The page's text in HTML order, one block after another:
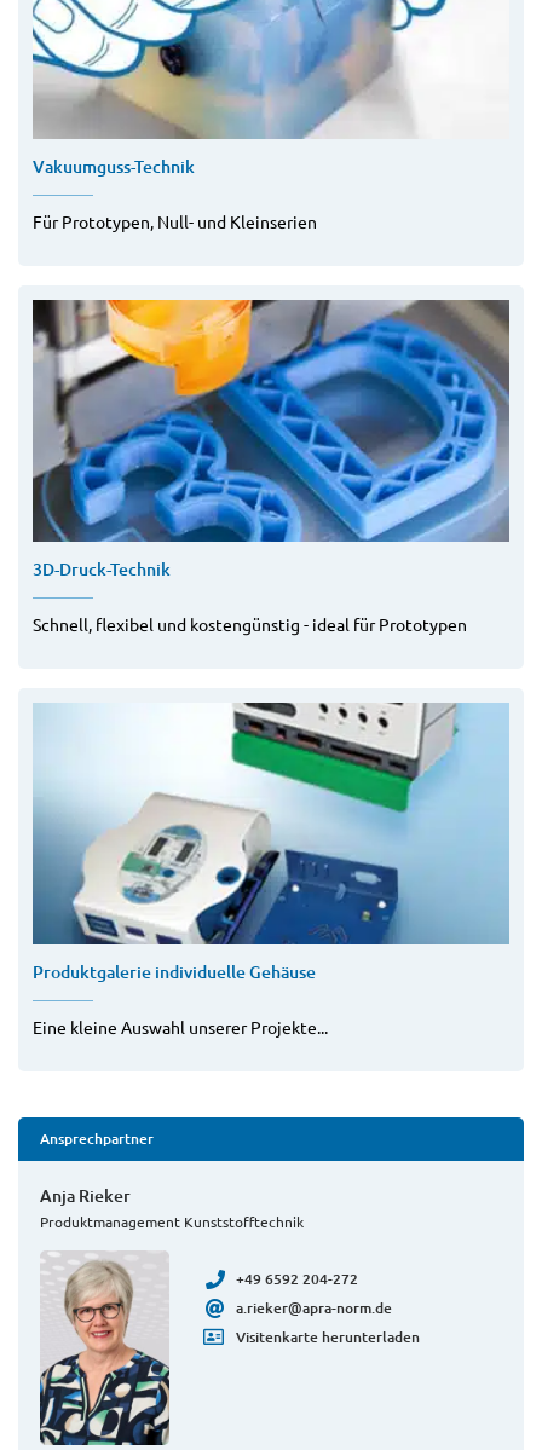
Vakuumguss-Technik
Für Prototypen, Null- und Kleinserien
3D-Druck-Technik
Schnell, flexibel und kostengünstig - ideal für Prototypen
Produktgalerie individuelle Gehäuse
Eine kleine Auswahl unserer Projekte...
Ansprechpartner
Anja Rieker
Produktmanagement Kunststofftechnik
+49 6592 204-272
a.rieker@apra-norm.de
Visitenkarte herunterladen